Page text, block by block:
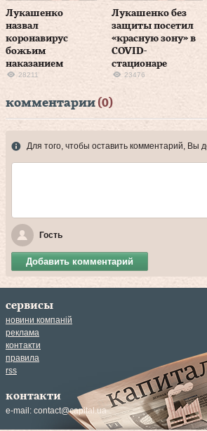
Лукашенко
назвал
коронавирус
божьим
наказанием
28211
Лукашенко без
защиты посетил
«красную зону» в
СOVID-
стационаре
23476
комментарии (0)
Для того, чтобы оставить комментарий, Вы
Гость
Добавить комментарий
сервисы
новини компаній
реклама
контакти
правила
rss
контакти
e-mail: contact@capital.ua